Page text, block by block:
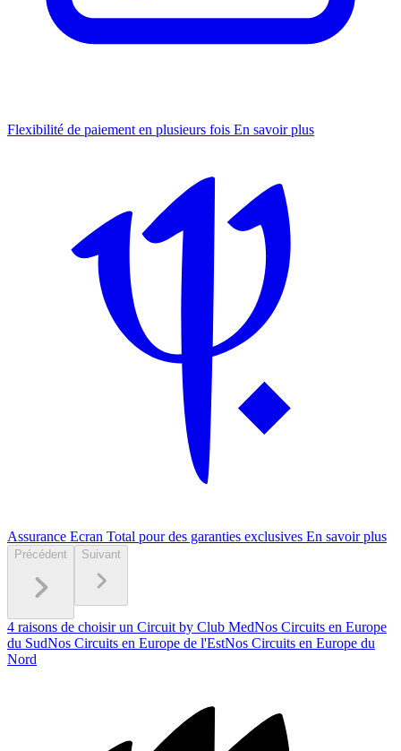
Flexibilité de paiement en plusieurs fois En savoir plus
Assurance Ecran Total pour des garanties exclusives En savoir plus
Précédent Suivant
4 raisons de choisir un Circuit by Club MedNos Circuits en Europe
du SudNos Circuits en Europe de l'EstNos Circuits en Europe du
Nord